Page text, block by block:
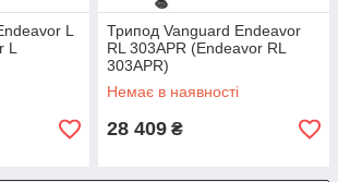
L
L
Трипод Vanguard Endeavor
RL 303APR (Endeavor RL
303APR)
Немає в наявності
28 409 ₴